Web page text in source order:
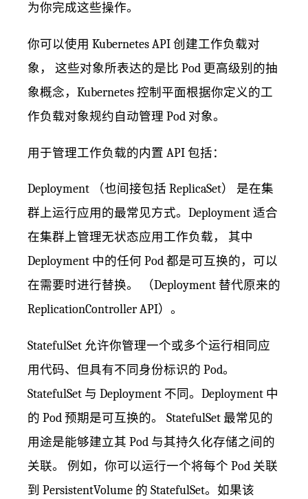
为你完成这些操作。
你可以使用 Kubernetes API 创建工作负载对
象， 这些对象所表达的是比 Pod 更高级别的抽
象概念，Kubernetes 控制平面根据你定义的工
作负载对象规约自动管理 Pod 对象。
用于管理工作负载的内置 API 包括：
Deployment （也间接包括 ReplicaSet） 是在集
群上运行应用的最常见方式。Deployment 适合
在集群上管理无状态应用工作负载， 其中
Deployment 中的任何 Pod 都是可互换的，可以
在需要时进行替换。 （Deployment 替代原来的
ReplicationController API）。
StatefulSet 允许你管理一个或多个运行相同应
用代码、但具有不同身份标识的 Pod。
StatefulSet 与 Deployment 不同。Deployment 中
的 Pod 预期是可互换的。 StatefulSet 最常见的
用途是能够建立其 Pod 与其持久化存储之间的
关联。 例如，你可以运行一个将每个 Pod 关联
到 PersistentVolume 的 StatefulSet。如果该